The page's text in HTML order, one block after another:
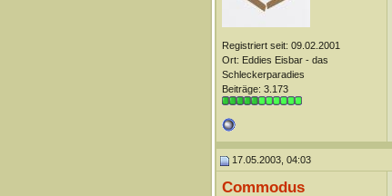
Registriert seit: 09.02.2001
Ort: Eddies Eisbar - das
Schleckerparadies
Beiträge: 3.173
17.05.2003, 04:03
Commodus